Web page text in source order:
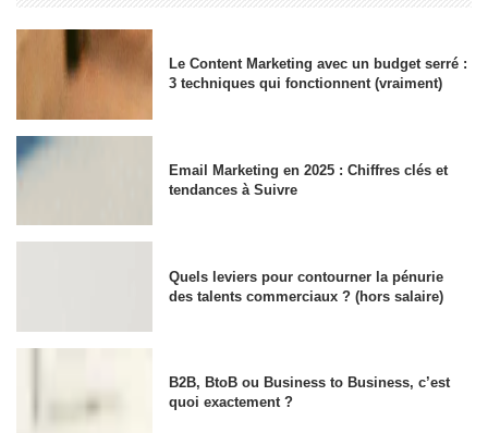
Le Content Marketing avec un budget serré :
3 techniques qui fonctionnent (vraiment)
Email Marketing en 2025 : Chiffres clés et
tendances à Suivre
Quels leviers pour contourner la pénurie
des talents commerciaux ? (hors salaire)
B2B, BtoB ou Business to Business, c’est
quoi exactement ?